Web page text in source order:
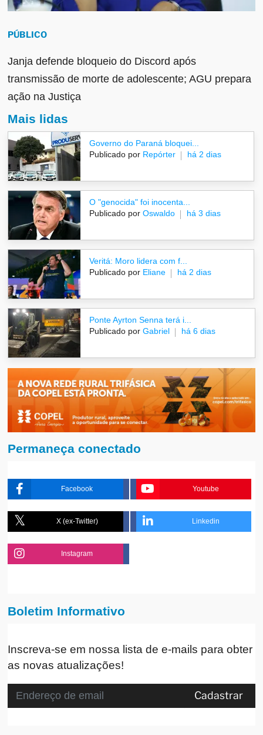
PÚBLICO
Janja defende bloqueio do Discord após
transmissão de morte de adolescente; AGU prepara
ação na Justiça
Mais lidas
Governo do Paraná bloquei...
Publicado por Repórter há 2 dias
O "genocida" foi inocenta...
Publicado por Oswaldo há 3 dias
Veritá: Moro lidera com f...
Publicado por Eliane há 2 dias
Ponte Ayrton Senna terá i...
Publicado por Gabriel há 6 dias
Permaneça conectado
Facebook Youtube
X (ex-Twitter) Linkedin
Instagram
Boletim Informativo
Inscreva-se em nossa lista de e-mails para obter
as novas atualizações!
Cadastrar